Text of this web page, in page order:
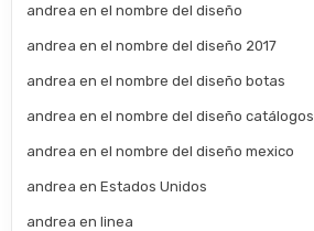
andrea en el nombre del diseño
andrea en el nombre del diseño 2017
andrea en el nombre del diseño botas
andrea en el nombre del diseño catálogos
andrea en el nombre del diseño mexico
andrea en Estados Unidos
andrea en linea